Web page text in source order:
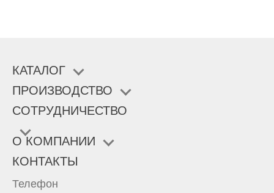
КАТАЛОГ
ПРОИЗВОДСТВО
СОТРУДНИЧЕСТВО
О КОМПАНИИ
КОНТАКТЫ
Телефон